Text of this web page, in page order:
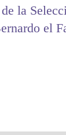
la
el